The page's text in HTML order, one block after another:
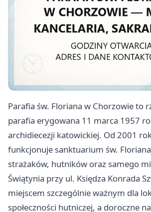
Parafia św. Floriana w Chorzowie to
parafia erygowana 11 marca 1957
archidiecezji katowickiej. Od 2001
funkcjonuje sanktuarium św.
strażaków, hutników oraz samego
Świątynia przy ul. Księdza Konrada
miejscem szczególnie ważnym dla
społeczności hutniczej, a doroczne